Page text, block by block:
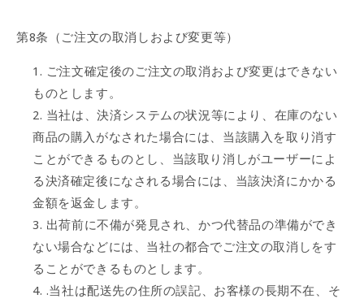
第8条（ご注文の取消しおよび変更等）
ご注文確定後のご注文の取消および変更はできない
ものとします。
当社は、決済システムの状況等により、在庫のない
商品の購入がなされた場合には、当該購入を取り消す
ことができるものとし、当該取り消しがユーザーによ
る決済確定後になされる場合には、当該決済にかかる
金額を返金します。
出荷前に不備が発見され、かつ代替品の準備ができ
ない場合などには、当社の都合でご注文の取消しをす
ることができるものとします。
.当社は配送先の住所の誤記、お客様の長期不在、そ